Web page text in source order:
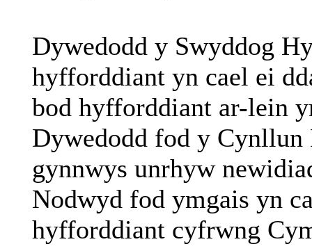
Dywedodd y Swyddog
hyfforddiant yn cael ei
bod hyfforddiant ar-lein
Dywedodd fod y Cynllun
gynnwys unrhyw
Nodwyd fod ymgais yn
hyfforddiant cyfrwng